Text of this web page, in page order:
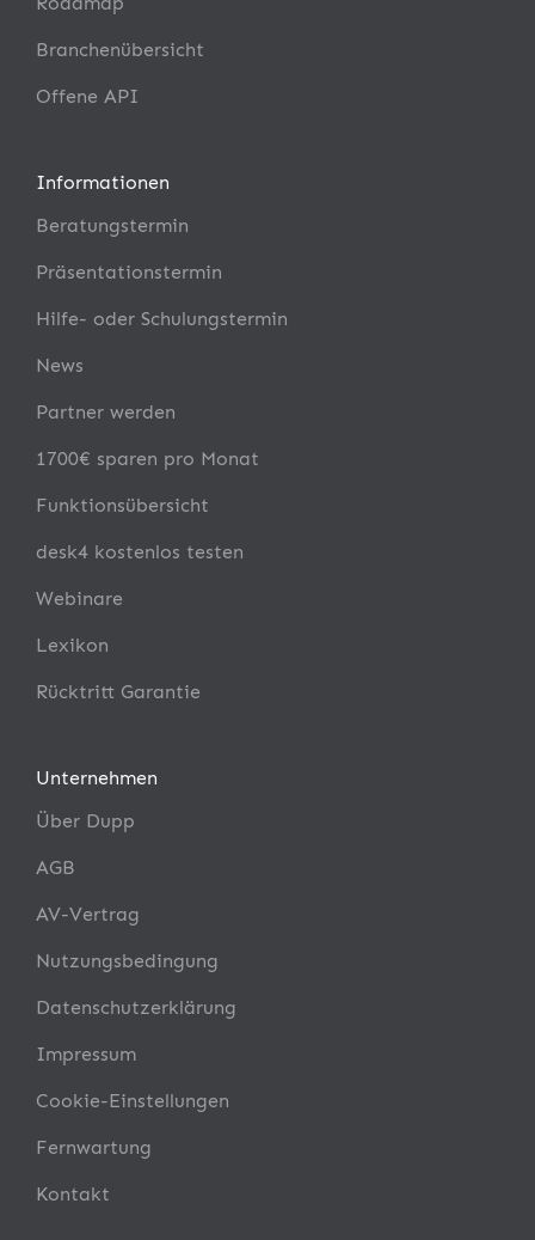
Branchenübersicht
Offene API
Informationen
Beratungstermin
Präsentationstermin
Hilfe- oder Schulungstermin
News
Partner werden
1700€ sparen pro Monat
Funktionsübersicht
desk4 kostenlos testen
Webinare
Lexikon
Rücktritt Garantie
Unternehmen
Über Dupp
AGB
AV-Vertrag
Nutzungsbedingung
Datenschutzerklärung
Impressum
Cookie-Einstellungen
Fernwartung
Kontakt